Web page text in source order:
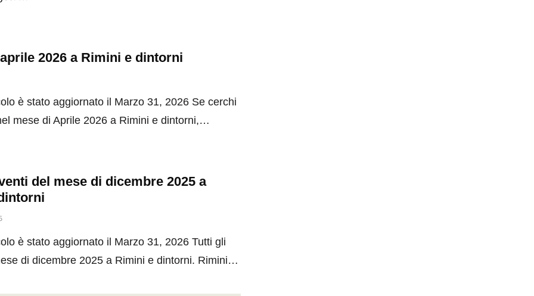
2026 a Rimini e dintorni
è stato aggiornato il Marzo 31, 2026 Se cerchi
mese di Aprile 2026 a Rimini e dintorni,…
del mese di dicembre 2025 a
è stato aggiornato il Marzo 31, 2026 Tutti gli
di dicembre 2025 a Rimini e dintorni. Rimini…